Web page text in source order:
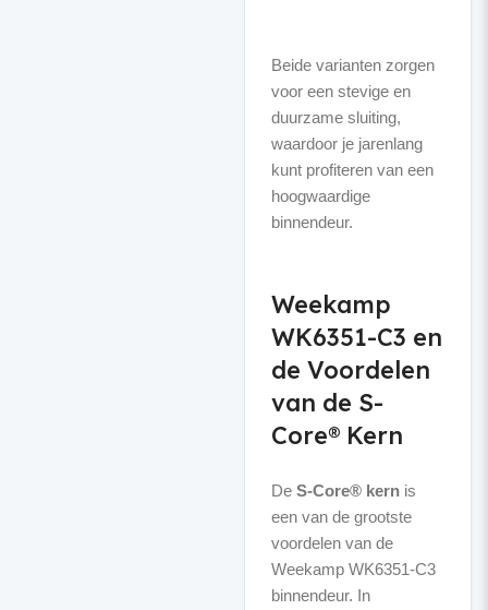
Beide varianten zorgen
voor een stevige en
duurzame sluiting,
waardoor je jarenlang
kunt profiteren van een
hoogwaardige
binnendeur.
Weekamp
WK6351-C3 en
de Voordelen
van de S-
Core® Kern
De S-Core® kernis
een van de grootste
voordelen van de
Weekamp WK6351-C3
binnendeur. In